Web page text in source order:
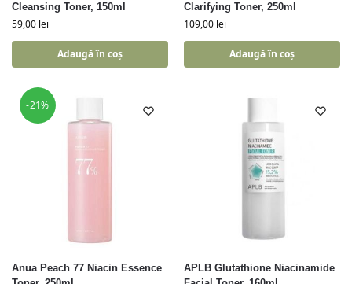
Cleansing Toner, 150ml
59,00 lei
Adaugă în coș
Clarifying Toner, 250ml
109,00 lei
Adaugă în coș
-21%
Anua Peach 77 Niacin Essence
APLB Glutathione Niacinamide